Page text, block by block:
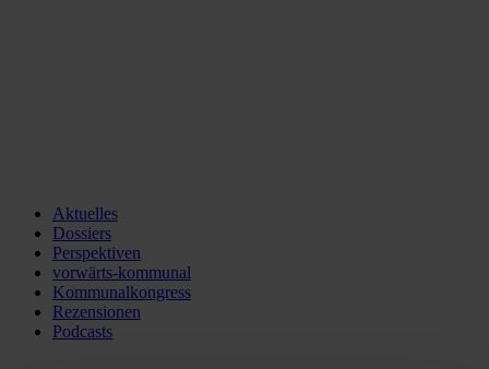
Aktuelles
Dossiers
Perspektiven
vorwärts-kommunal
Kommunalkongress
Rezensionen
Podcasts